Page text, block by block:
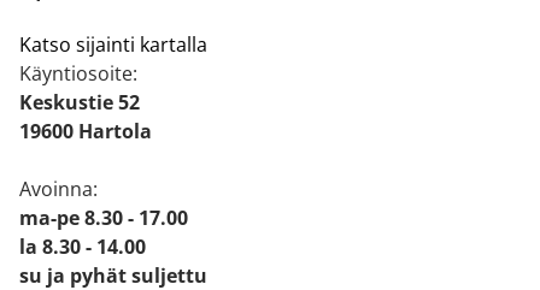
Katso sijainti kartalla
Käyntiosoite:
Keskustie 52
19600 Hartola
Avoinna:
ma-pe 8.30 - 17.00
la 8.30 - 14.00
su ja pyhät suljettu